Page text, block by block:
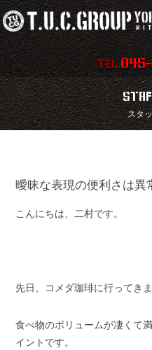
TEL.
在庫車両情報
保証内容
スタッフ紹介
特別作業
スタッフブログ
スタ
曖昧な表現の便利さは異
こんにちは、二村です。
先日、コメダ珈琲に行ってきま
食べ物のボリュームが凄くて
イントです。